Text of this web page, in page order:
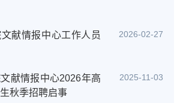
献情报中心工作人员
2026-02-27
献情报中心2026年高
秋季招聘启事
2025-11-03